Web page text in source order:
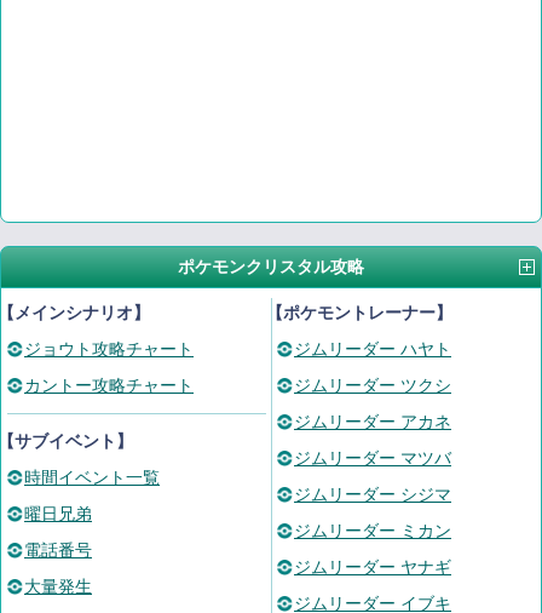
ポケモンクリスタル攻略
メインシナリオ】
ジョウト攻略チャート
カントー攻略チャート
サブイベント】
時間イベント一覧
曜日兄弟
電話番号
大量発生
【ポケモントレーナー】
ジムリーダー ハヤト
ジムリーダー ツクシ
ジムリーダー アカネ
ジムリーダー マツバ
ジムリーダー シジマ
ジムリーダー ミカン
ジムリーダー ヤナギ
ジムリーダー イブキ